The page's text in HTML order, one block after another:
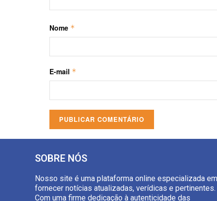
Nome *
E-mail *
SOBRE NÓS
Nosso site é uma plataforma online especializada em
fornecer notícias atualizadas, verídicas e pertinentes.
Com uma firme dedicação à autenticidade das